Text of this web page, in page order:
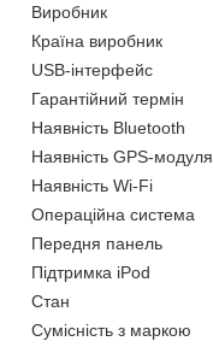
Виробник
Країна виробник
USB-інтерфейс
Гарантійний термін
Наявність Bluetooth
Наявність GPS-модуля
Наявність Wi-Fi
Операційна система
Передня панель
Підтримка iPod
Стан
Сумісність з маркою